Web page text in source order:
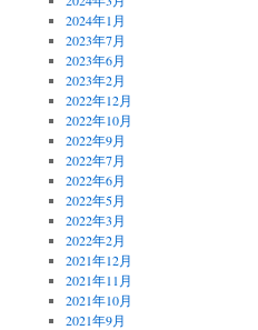
2024年1月
2023年7月
2023年6月
2023年2月
2022年12月
2022年10月
2022年9月
2022年7月
2022年6月
2022年5月
2022年3月
2022年2月
2021年12月
2021年11月
2021年10月
2021年9月